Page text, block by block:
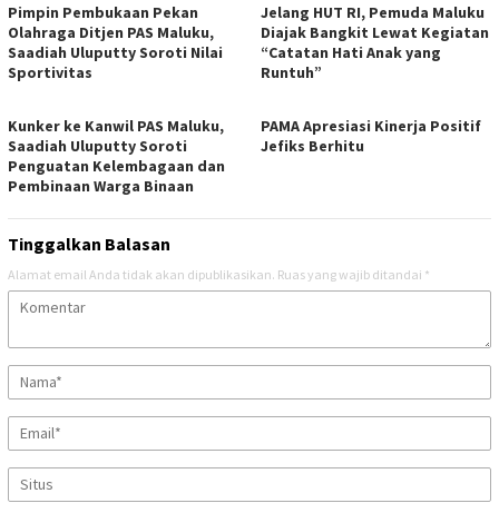
Pimpin Pembukaan Pekan
Olahraga Ditjen PAS Maluku,
Saadiah Uluputty Soroti Nilai
Sportivitas
Jelang HUT RI, Pemuda Maluku
Diajak Bangkit Lewat Kegiatan
“Catatan Hati Anak yang
Runtuh”
Kunker ke Kanwil PAS Maluku,
Saadiah Uluputty Soroti
Penguatan Kelembagaan dan
Pembinaan Warga Binaan
PAMA Apresiasi Kinerja Positif
Jefiks Berhitu
Tinggalkan Balasan
Alamat email Anda tidak akan dipublikasikan. Ruas yang wajib ditandai *